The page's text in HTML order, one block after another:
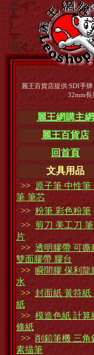
麗王百貨店提供:SDI手
32mm長
麗王網購主網
麗王百貨店
回首頁
文具用品
>>
原子筆 中性筆
筆 筆芯
>> 粉筆 彩色粉筆
>> 剪刀 美工刀
片
>> 透明膠帶 可撕
雙面膠帶 膠台
>> 瞬間膠 保利龍
水
>> 封面紙 黃符紙
紙
>> 模造色紙 計算
條紙
>> 削鉛筆機 三角
素描筆